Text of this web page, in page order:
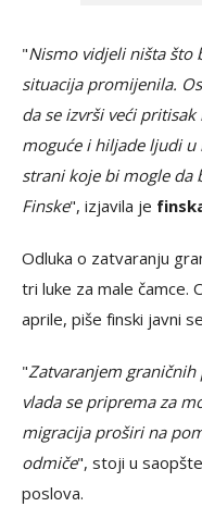
"Nismo vidjeli ništa što
situacija promijenila.
da se izvrši veći
moguće i hiljade ljudi
strani koje bi mogle da
Finske", izjavila je
Odluka o zatvaranju
tri luke za male čamce.
aprile, piše finski javni
"Zatvaranjem graničnih
vlada se priprema za
migracija proširi na
odmiče", stoji u
poslova.